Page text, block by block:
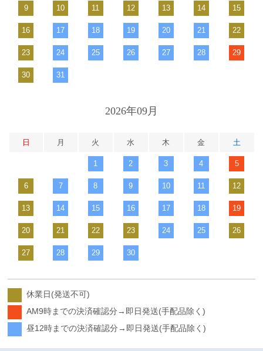
9 10 11 12 13 14 15
16 17 18 19 20 21 22
23 24 25 26 27 28 29
30 31
2026年09月
日 月 火 水 木 金 土
1 2 3 4 5
6 7 8 9 10 11 12
13 14 15 16 17 18 19
20 21 22 23 24 25 26
27 28 29 30
休業日(発送不可)
AM9時までの決済確認分→即日発送(手配品除く)
昼12時までの決済確認分→即日発送(手配品除く)